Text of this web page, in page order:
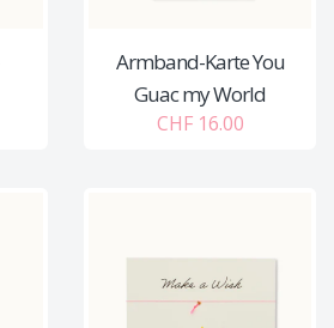
Armband-Karte You
Guac my World
CHF 16.00